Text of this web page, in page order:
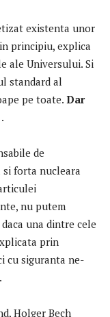
existenta unor
principiu, explica
ale Universului. Si
standard al
pe toate. Dar
.
de
si forta nucleara
nu putem
daca una dintre cele
prin
cu siguranta ne-
Holger Bech